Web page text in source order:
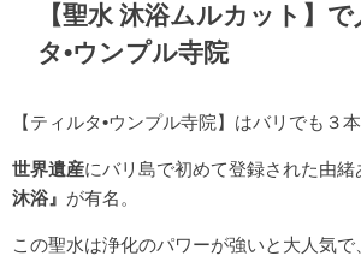
【聖水 沐浴ムルカット】
タ•ウンプル寺院
【ティルタ•ウンプル寺院】はバリでも３
世界遺産にバリ島で初めて登録された由緒
沐浴』 が有名。
この聖水は浄化のパワーが強いと大人気